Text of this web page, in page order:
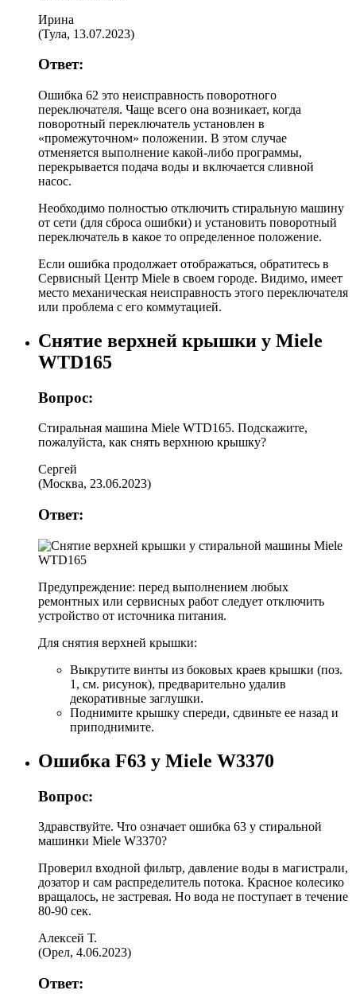
Ирина
(Тула, 13.07.2023)
Ответ:
Ошибка 62 это неисправность поворотного
переключателя. Чаще всего она возникает, когда
поворотный переключатель установлен в
«промежуточном» положении. В этом случае
отменяется выполнение какой-либо программы,
перекрывается подача воды и включается сливной
насос.
Необходимо полностью отключить стиральную машину
от сети (для сброса ошибки) и установить поворотный
переключатель в какое то определенное положение.
Если ошибка продолжает отображаться, обратитесь в
Сервисный Центр Miele в своем городе. Видимо, имеет
место механическая неисправность этого переключателя
или проблема с его коммутацией.
Снятие верхней крышки у Miele
WTD165
Вопрос:
Стиральная машина Miele WTD165. Подскажите,
пожалуйста, как снять верхнюю крышку?
Сергей
(Москва, 23.06.2023)
Ответ:
Предупреждение: перед выполнением любых
ремонтных или сервисных работ следует отключить
устройство от источника питания.
Для снятия верхней крышки:
Выкрутите винты из боковых краев крышки (поз.
1, см. рисунок), предварительно удалив
декоративные заглушки.
Поднимите крышку спереди, сдвиньте ее назад и
приподнимите.
Ошибка F63 у Miele W3370
Вопрос:
Здравствуйте. Что означает ошибка 63 у стиральной
машинки Miele W3370?
Проверил входной фильтр, давление воды в магистрали,
дозатор и сам распределитель потока. Красное колесико
вращалось, не застревая. Но вода не поступает в течение
80-90 сек.
Алексей Т.
(Орел, 4.06.2023)
Ответ: